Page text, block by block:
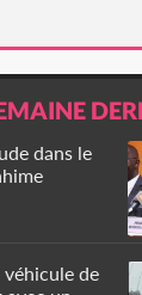
dans le
de